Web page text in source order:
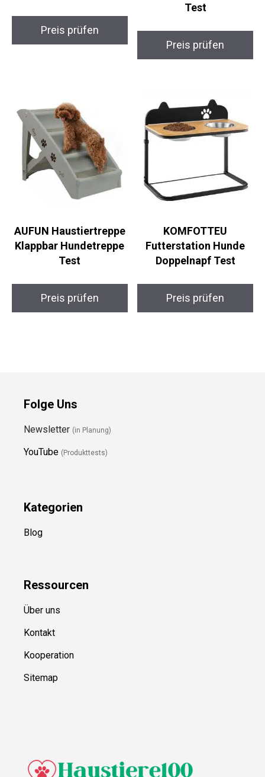
Preis prüfen
Test
Preis prüfen
AUFUN Haustiertreppe
Klappbar Hundetreppe
Test
Preis prüfen
KOMFOTTEU
Futterstation Hunde
Doppelnapf Test
Preis prüfen
Folge Uns
Newsletter (in Planung)
YouTube (Produkttests)
Kategorien
Blog
Ressourcen
Über uns
Kontakt
Kooperation
Sitemap